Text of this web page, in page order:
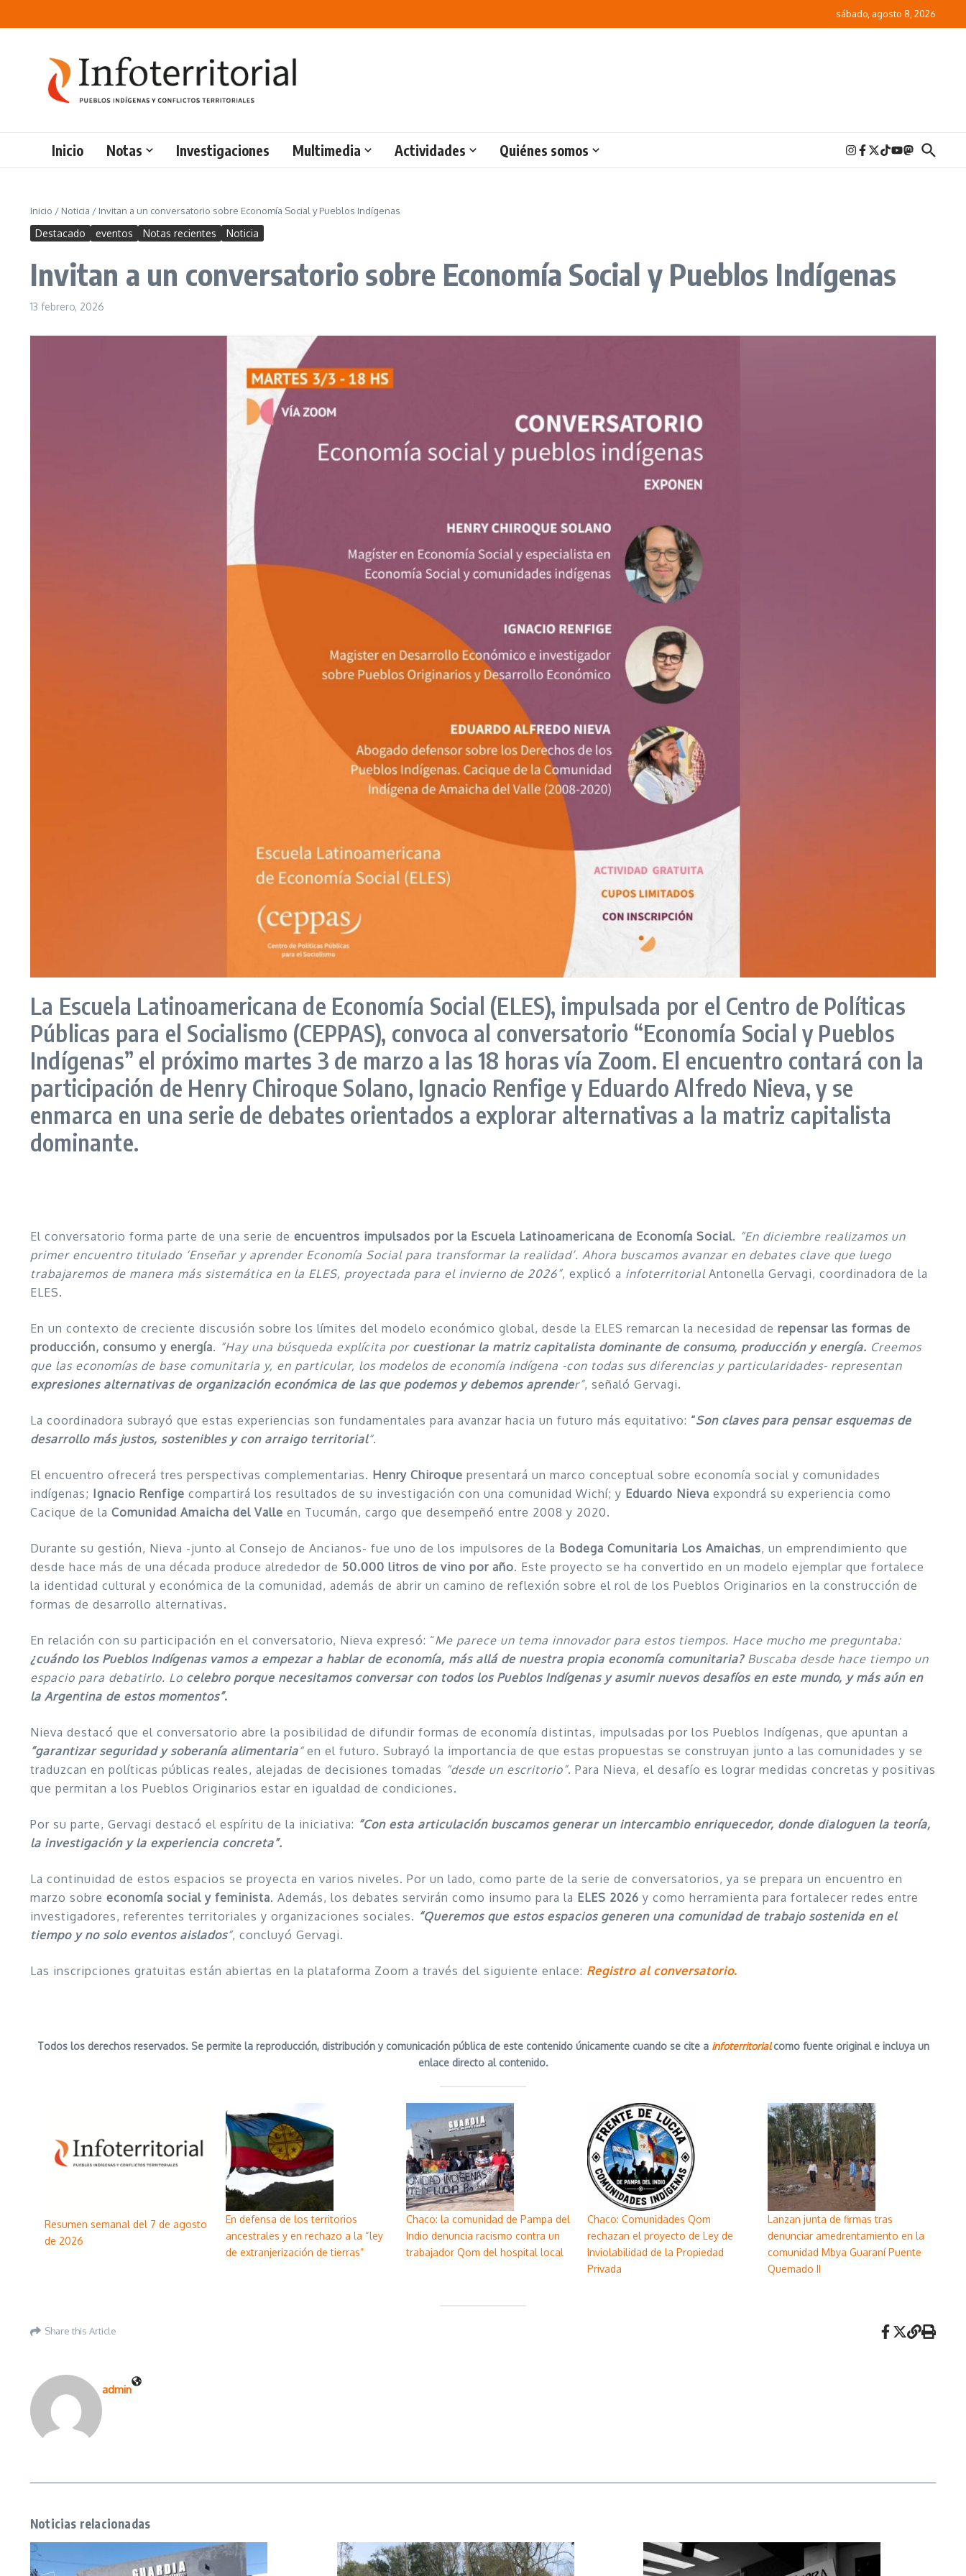
sábado, agosto 8, 2026
Inicio Notas Investigaciones Multimedia Actividades Quiénes somos
Inicio / Noticia / Invitan a un conversatorio sobre Economía Social y Pueblos Indígenas
Destacado eventos Notas recientes Noticia
Invitan a un conversatorio sobre Economía Social y Pueblos Indígenas
13 febrero, 2026
La Escuela Latinoamericana de Economía Social (ELES), impulsada por el Centro de Políticas
Públicas para el Socialismo (CEPPAS), convoca al conversatorio “Economía Social y Pueblos
Indígenas” el próximo martes 3 de marzo a las 18 horas vía Zoom. El encuentro contará con la
participación de Henry Chiroque Solano, Ignacio Renfige y Eduardo Alfredo Nieva, y se
enmarca en una serie de debates orientados a explorar alternativas a la matriz capitalista
dominante.
El conversatorio forma parte de una serie de encuentros impulsados por la Escuela Latinoamericana de Economía Social. “En diciembre realizamos un
primer encuentro titulado ‘Enseñar y aprender Economía Social para transformar la realidad’. Ahora buscamos avanzar en debates clave que luego
trabajaremos de manera más sistemática en la ELES, proyectada para el invierno de 2026”, explicó a infoterritorial Antonella Gervagi, coordinadora de la
ELES.
En un contexto de creciente discusión sobre los límites del modelo económico global, desde la ELES remarcan la necesidad de repensar las formas de
producción, consumo y energía. “Hay una búsqueda explícita por cuestionar la matriz capitalista dominante de consumo, producción y energía. Creemos
que las economías de base comunitaria y, en particular, los modelos de economía indígena -con todas sus diferencias y particularidades- representan
expresiones alternativas de organización económica de las que podemos y debemos aprender”, señaló Gervagi.
La coordinadora subrayó que estas experiencias son fundamentales para avanzar hacia un futuro más equitativo: “Son claves para pensar esquemas de
desarrollo más justos, sostenibles y con arraigo territorial“.
El encuentro ofrecerá tres perspectivas complementarias. Henry Chiroque presentará un marco conceptual sobre economía social y comunidades
indígenas; Ignacio Renfige compartirá los resultados de su investigación con una comunidad Wichí; y Eduardo Nieva expondrá su experiencia como
Cacique de la Comunidad Amaicha del Valle en Tucumán, cargo que desempeñó entre 2008 y 2020.
Durante su gestión, Nieva -junto al Consejo de Ancianos- fue uno de los impulsores de la Bodega Comunitaria Los Amaichas, un emprendimiento que
desde hace más de una década produce alrededor de 50.000 litros de vino por año. Este proyecto se ha convertido en un modelo ejemplar que fortalece
la identidad cultural y económica de la comunidad, además de abrir un camino de reflexión sobre el rol de los Pueblos Originarios en la construcción de
formas de desarrollo alternativas.
En relación con su participación en el conversatorio, Nieva expresó: “Me parece un tema innovador para estos tiempos. Hace mucho me preguntaba:
¿cuándo los Pueblos Indígenas vamos a empezar a hablar de economía, más allá de nuestra propia economía comunitaria? Buscaba desde hace tiempo un
espacio para debatirlo. Lo celebro porque necesitamos conversar con todos los Pueblos Indígenas y asumir nuevos desafíos en este mundo, y más aún en
la Argentina de estos momentos”.
Nieva destacó que el conversatorio abre la posibilidad de difundir formas de economía distintas, impulsadas por los Pueblos Indígenas, que apuntan a
“garantizar seguridad y soberanía alimentaria“en el futuro. Subrayó la importancia de que estas propuestas se construyan junto a las comunidades y se
traduzcan en políticas públicas reales, alejadas de decisiones tomadas “desde un escritorio”. Para Nieva, el desafío es lograr medidas concretas y positivas
que permitan a los Pueblos Originarios estar en igualdad de condiciones.
Por su parte, Gervagi destacó el espíritu de la iniciativa: “Con esta articulación buscamos generar un intercambio enriquecedor, donde dialoguen la teoría,
la investigación y la experiencia concreta”.
La continuidad de estos espacios se proyecta en varios niveles. Por un lado, como parte de la serie de conversatorios, ya se prepara un encuentro en
marzo sobre economía social y feminista. Además, los debates servirán como insumo para la ELES 2026 y como herramienta para fortalecer redes entre
investigadores, referentes territoriales y organizaciones sociales. “Queremos que estos espacios generen una comunidad de trabajo sostenida en el
tiempo y no solo eventos aislados“, concluyó Gervagi.
Las inscripciones gratuitas están abiertas en la plataforma Zoom a través del siguiente enlace: Registro al conversatorio.
Todos los derechos reservados. Se permite la reproducción, distribución y comunicación pública de este contenido únicamente cuando se cite a infoterritorial como fuente original e incluya un
enlace directo al contenido.
Resumen semanal del 7 de agosto
de 2026
En defensa de los territorios
ancestrales y en rechazo a la “ley
de extranjerización de tierras”
Chaco: la comunidad de Pampa del
Indio denuncia racismo contra un
trabajador Qom del hospital local
Chaco: Comunidades Qom
rechazan el proyecto de Ley de
Inviolabilidad de la Propiedad
Privada
Lanzan junta de firmas tras
denunciar amedrentamiento en la
comunidad Mbya Guaraní Puente
Quemado II
Share this Article
admin
Noticias relacionadas